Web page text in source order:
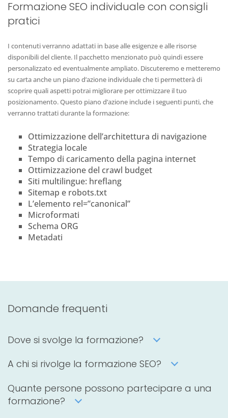
Formazione SEO individuale con consigli
pratici
I contenuti verranno adattati in base alle esigenze e alle risorse
disponibili del cliente. Il pacchetto menzionato può quindi essere
personalizzato ed eventualmente ampliato. Discuteremo e metteremo
su carta anche un piano d’azione individuale che ti permetterà di
scoprire quali aspetti potrai migliorare per ottimizzare il tuo
posizionamento. Questo piano d’azione include i seguenti punti, che
verranno trattati durante la formazione:
Ottimizzazione dell’architettura di navigazione
Strategia locale
Tempo di caricamento della pagina internet
Ottimizzazione del crawl budget
Siti multilingue: hreflang
Sitemap e robots.txt
L’elemento rel=”canonical”
Microformati
Schema ORG
Metadati
Domande frequenti
Dove si svolge la formazione?
A chi si rivolge la formazione SEO?
Quante persone possono partecipare a una
formazione?